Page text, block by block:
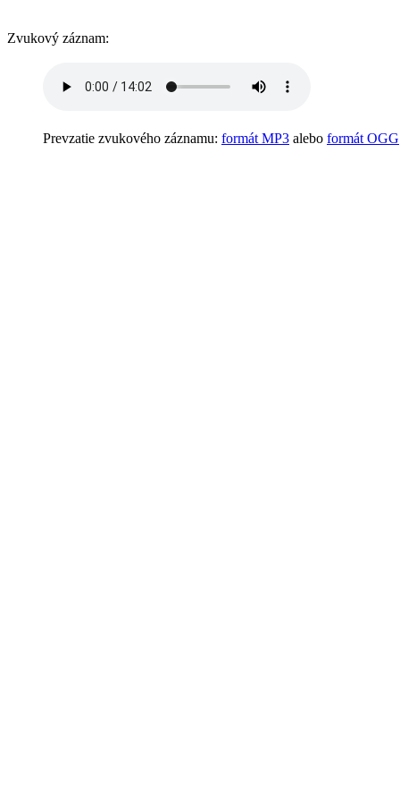
Zvukový záznam:
Prevzatie zvukového záznamu: formát MP3 alebo formát OGG